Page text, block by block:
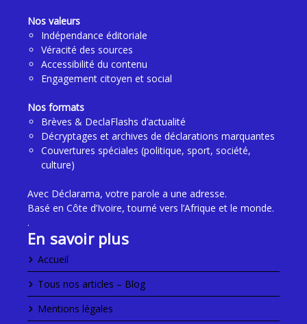
Nos valeurs
Indépendance éditoriale
Véracité des sources
Accessibilité du contenu
Engagement citoyen et social
Nos formats
Brèves & DeclaFlashs d’actualité
Décryptages et archives de déclarations marquantes
Couvertures spéciales (politique, sport, société,
culture)
Avec Déclarama, votre parole a une adresse.
Basé en Côte d’Ivoire, tourné vers l’Afrique et le monde.
.
En savoir plus
Accueil
Tous nos articles – Blog
Mentions légales